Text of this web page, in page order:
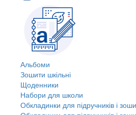
Альбоми
Зошити шкільні
Щоденники
Набори для школи
Обкладинки для підручників і